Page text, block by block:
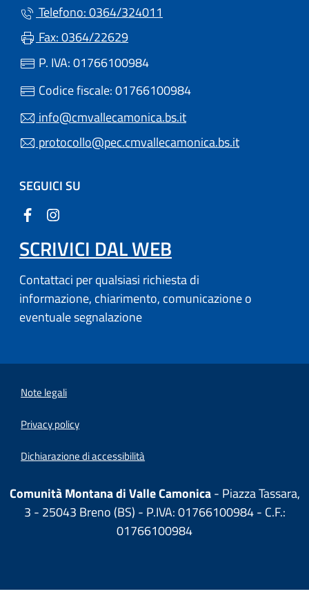
Telefono: 0364/324011
Fax: 0364/22629
P. IVA: 01766100984
Codice fiscale: 01766100984
info@cmvallecamonica.bs.it
protocollo@pec.cmvallecamonica.bs.it
SEGUICI SU
SCRIVICI DAL WEB
Contattaci per qualsiasi richiesta di
informazione, chiarimento, comunicazione o
eventuale segnalazione
Note legali
Privacy policy
Dichiarazione di accessibilità
Comunità Montana di Valle Camonica- Piazza Tassara,
3 - 25043 Breno (BS) - P.IVA: 01766100984 - C.F.:
01766100984